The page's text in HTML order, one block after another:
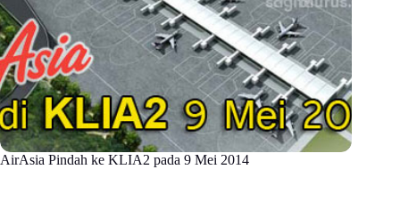
AirAsia Pindah ke KLIA2 pada 9 Mei 2014